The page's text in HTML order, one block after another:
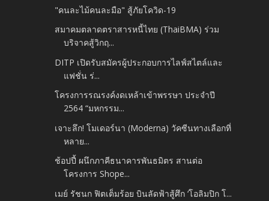
"คนละไม้คนละมือ" สู้ภัยโควิด-19
สมาคมตลาดตราสารหนี้ไทย (ThaiBMA) ร่วม
บริจาคสู้วิกฤ...
DITP เปิดรับสมัครผู้ประกอบการไลฟ์สไตล์และ
แฟชั่น ร่...
โครงการรณรงค์งดเหล้าเข้าพรรษา ประจำปี
2564 “มหกรรม...
เจาะลึก! โมเดอร์นา (Moderna) วัคซีนทางเลือกที่
หลาย...
ช้อปปี้ ผนึกภาคีธนาคารพันธมิตร สานต่อ
โครงการ Shope...
เมย์ รัชนก ฟิตเต็มร้อย บินลัดฟ้าสู้ศึก ‘โอลิมปิก โ...